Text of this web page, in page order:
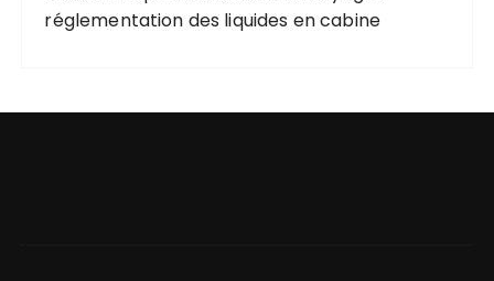
réglementation des liquides en cabine